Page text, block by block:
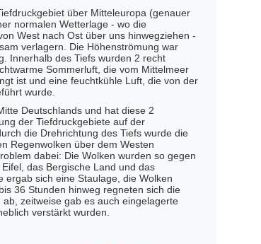
über Mitteleuropa (genauer
normalen Wetterlage - wo die
West nach Ost über uns hinwegziehen -
verlagern. Die Höhenströmung war
Innerhalb des Tiefs wurden 2 recht
Sommerluft, die vom Mittelmeer
ist und eine feuchtkühle Luft, die von der
wurde.
Deutschlands und hat diese 2
der Tiefdruckgebiete auf der
die Drehrichtung des Tiefs wurde die
Regenwolken über dem Westen
dabei: Die Wolken wurden so gegen
das Bergische Land und das
sich eine Staulage, die Wolken
36 Stunden hinweg regneten sich die
zeitweise gab es auch eingelagerte
verstärkt wurden.